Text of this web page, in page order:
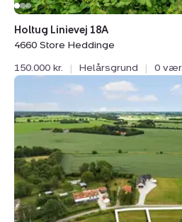
Holtug Linievej 18A
4660 Store Heddinge
150.000 kr.
| Helårsgrund | 0 vær.
Helårsgrund:
Gevnø
Gade
26B,
Gevnø,
4660
Store
Heddinge